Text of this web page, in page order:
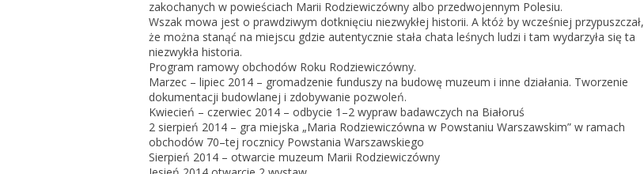
zakochanych w powieściach Marii Rodziewiczówny albo przedwojennym Polesiu.
Wszak mowa jest o prawdziwym dotknięciu niezwykłej historii. A któż by wcześniej przypuszczał,
że można stanąć na miejscu gdzie autentycznie stała chata leśnych ludzi i tam wydarzyła się ta
niezwykła historia.
Program ramowy obchodów Roku Rodziewiczówny.
Marzec – lipiec 2014 – gromadzenie funduszy na budowę muzeum i inne działania. Tworzenie
dokumentacji budowlanej i zdobywanie pozwoleń.
Kwiecień – czerwiec 2014 – odbycie 1–2 wypraw badawczych na Białoruś
2 sierpień 2014 – gra miejska „Maria Rodziewiczówna w Powstaniu Warszawskim” w ramach
obchodów 70–tej rocznicy Powstania Warszawskiego
Sierpień 2014 – otwarcie muzeum Marii Rodziewiczówny